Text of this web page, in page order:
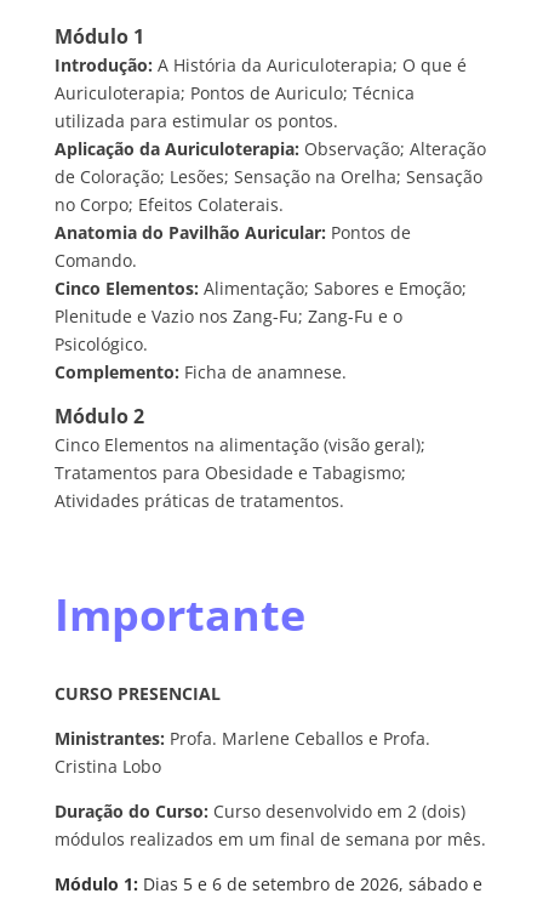
Módulo 1
Introdução: A História da Auriculoterapia; O que é
Auriculoterapia; Pontos de Auriculo; Técnica
utilizada para estimular os pontos.
Aplicação da Auriculoterapia: Observação; Alteração
de Coloração; Lesões; Sensação na Orelha; Sensação
no Corpo; Efeitos Colaterais.
Anatomia do Pavilhão Auricular: Pontos de
Comando.
Cinco Elementos: Alimentação; Sabores e Emoção;
Plenitude e Vazio nos Zang-Fu; Zang-Fu e o
Psicológico.
Complemento: Ficha de anamnese.
Módulo 2
Cinco Elementos na alimentação (visão geral);
Tratamentos para Obesidade e Tabagismo;
Atividades práticas de tratamentos.
Importante
CURSO PRESENCIAL
Ministrantes: Profa. Marlene Ceballos e Profa.
Cristina Lobo
Duração do Curso: Curso desenvolvido em 2 (dois)
módulos realizados em um final de semana por mês.
Módulo 1: Dias 5 e 6 de setembro de 2026, sábado e